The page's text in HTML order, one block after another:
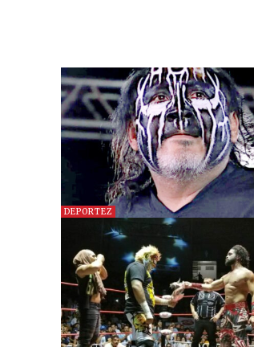
DEPORTEZ